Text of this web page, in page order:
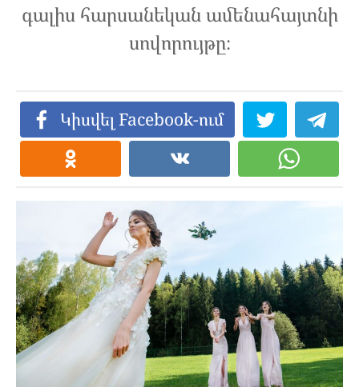
գալիս հարսանեկան ամենահայտնի
սովորույթը։
Կիսվել Facebook-ում